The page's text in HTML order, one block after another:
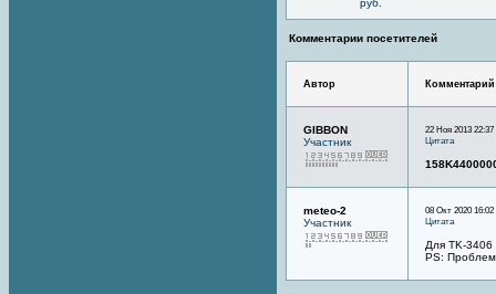
руб.
Комментарии посетителей
Автор Комментарий
GIBBON
Участник
22 Ноя 2013 22:37
Цитата
meteo-2
Участник
08 Окт 2020
Цитата
Для TK-3406
PS: